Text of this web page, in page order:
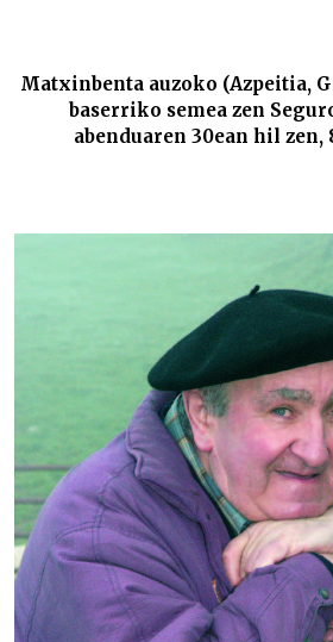
Matxinbenta auzoko (Azpeitia,
baserriko semea zen
abenduaren 30ean hil